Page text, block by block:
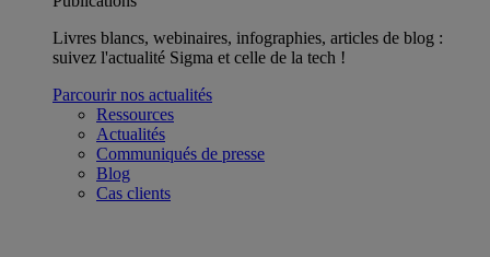
Livres blancs, webinaires, infographies, articles de blog :
suivez l'actualité Sigma et celle de la tech !
Parcourir nos actualités
Ressources
Actualités
Communiqués de presse
Blog
Cas clients